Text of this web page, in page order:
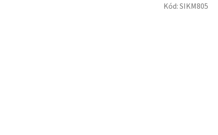
Kód:SIKM805